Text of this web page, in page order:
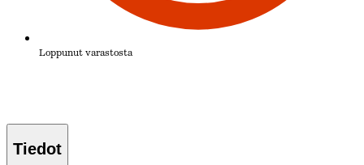
Loppunut varastosta
Tiedot